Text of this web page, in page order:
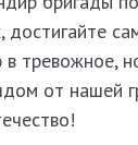
достигайте
тревожное,
от нашей